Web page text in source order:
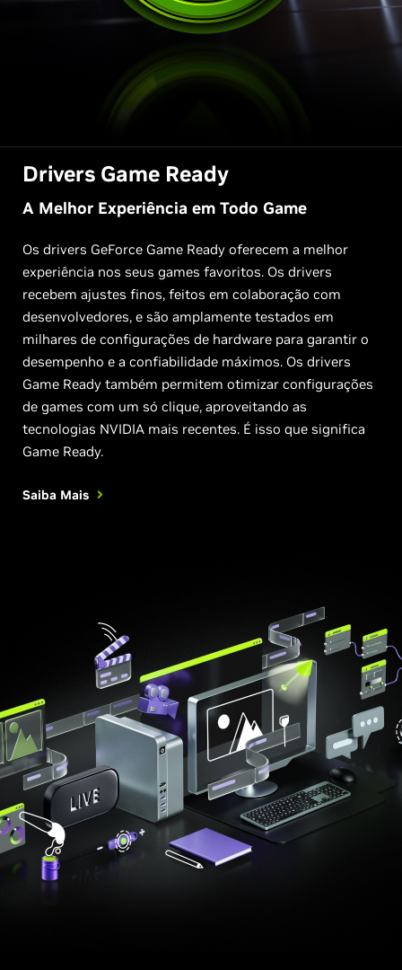
Drivers Game Ready
A Melhor Experiência em Todo Game
Os drivers GeForce Game Ready oferecem a melhor
experiência nos seus games favoritos. Os drivers
recebem ajustes finos, feitos em colaboração com
desenvolvedores, e são amplamente testados em
milhares de configurações de hardware para garantir o
desempenho e a confiabilidade máximos. Os drivers
Game Ready também permitem otimizar configurações
de games com um só clique, aproveitando as
tecnologias NVIDIA mais recentes. É isso que significa
Game Ready.
Saiba Mais